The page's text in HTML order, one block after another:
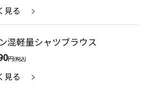
見る
混軽量シャツブラウス
円(税込)
見る